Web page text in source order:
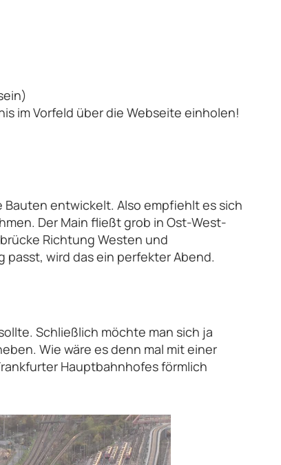
im Vorfeld über die Webseite einholen!
entwickelt. Also empfiehlt es sich
Der Main fließt grob in Ost-West-
Richtung Westen und
wird das ein perfekter Abend.
Schließlich möchte man sich ja
Wie wäre es denn mal mit einer
Hauptbahnhofes förmlich